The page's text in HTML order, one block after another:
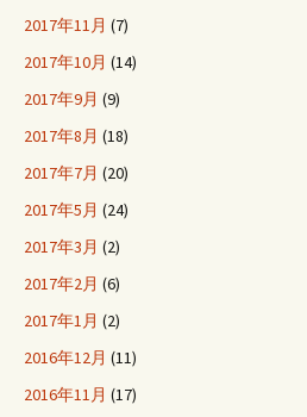
2017年11月 (7)
2017年10月 (14)
2017年9月 (9)
2017年8月 (18)
2017年7月 (20)
2017年5月 (24)
2017年3月 (2)
2017年2月 (6)
2017年1月 (2)
2016年12月 (11)
2016年11月 (17)